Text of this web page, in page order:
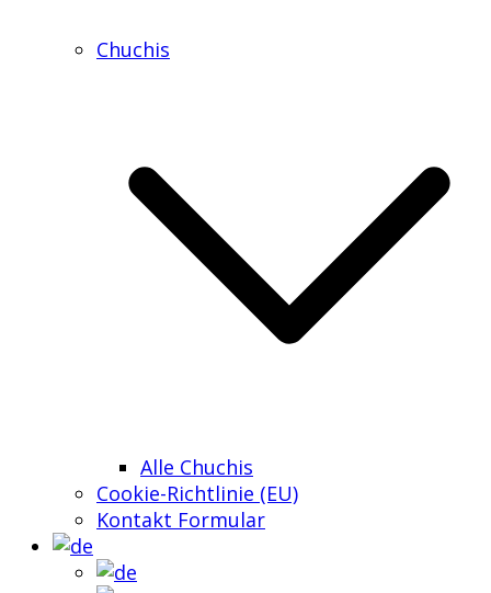
Chuchis
Alle Chuchis
Cookie-Richtlinie (EU)
Kontakt Formular